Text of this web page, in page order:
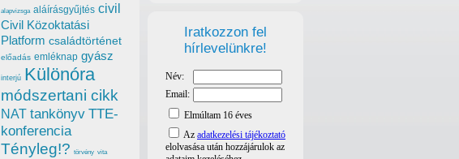
Iratkozzon fel
hírlevelünkre!
alapvizsga aláírásgyűjtés civil
Civil Közoktatási
Platform családtörténet
előadás emléknap gyász
interjú Különóra
módszertani cikk
NAT tankönyv TTE-
konferencia
Tényleg!? törvény vita